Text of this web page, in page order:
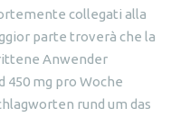
collegati alla
parte troverà che la
Anwender
450 mg pro Woche
rund um das